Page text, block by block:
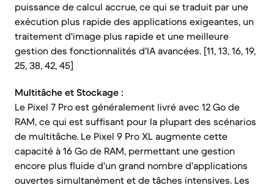
puissance de calcul accrue, ce qui se traduit par une
exécution plus rapide des applications exigeantes, un
traitement d'image plus rapide et une meilleure
gestion des fonctionnalités d'IA avancées. [11, 13, 16, 19,
25, 38, 42, 45]
Multitâche et Stockage :
Le Pixel 7 Pro est généralement livré avec 12 Go de
RAM, ce qui est suffisant pour la plupart des scénarios
de multitâche. Le Pixel 9 Pro XL augmente cette
capacité à 16 Go de RAM, permettant une gestion
encore plus fluide d'un grand nombre d'applications
ouvertes simultanément et de tâches intensives. Les